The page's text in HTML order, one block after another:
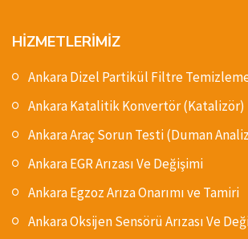
HİZMETLERİMİZ
Ankara Dizel Partikül Filtre
Ankara Katalitik Konvertör (Katalizör)
Ankara Araç Sorun Testi (Duman
Ankara EGR Arızası Ve Değişimi
Ankara Egzoz Arıza Onarımı ve Tamiri
Ankara Oksijen Sensörü Arızası Ve